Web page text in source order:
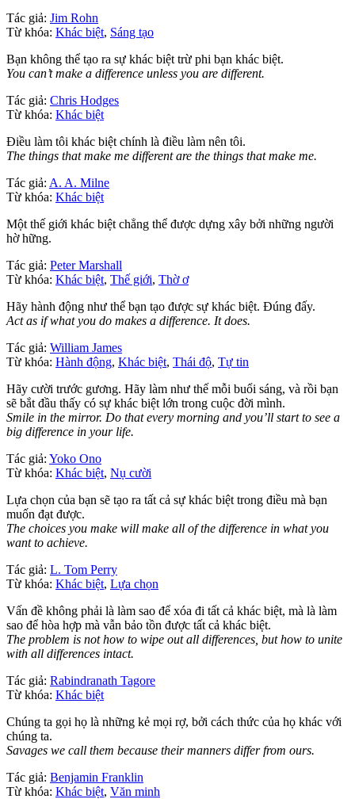
Tác giả: Jim Rohn
Từ khóa: Khác biệt, Sáng tạo
Bạn không thể tạo ra sự khác biệt trừ phi bạn khác biệt.
You can’t make a difference unless you are different.
Tác giả: Chris Hodges
Từ khóa: Khác biệt
Điều làm tôi khác biệt chính là điều làm nên tôi.
The things that make me different are the things that make me.
Tác giả: A. A. Milne
Từ khóa: Khác biệt
Một thế giới khác biệt chẳng thể được dựng xây bởi những người
hờ hững.
Tác giả: Peter Marshall
Từ khóa: Khác biệt, Thế giới, Thờ ơ
Hãy hành động như thể bạn tạo được sự khác biệt. Đúng đấy.
Act as if what you do makes a difference. It does.
Tác giả: William James
Từ khóa: Hành động, Khác biệt, Thái độ, Tự tin
Hãy cười trước gương. Hãy làm như thế mỗi buổi sáng, và rồi bạn
sẽ bắt đầu thấy có sự khác biệt lớn trong cuộc đời mình.
Smile in the mirror. Do that every morning and you’ll start to see a
big difference in your life.
Tác giả: Yoko Ono
Từ khóa: Khác biệt, Nụ cười
Lựa chọn của bạn sẽ tạo ra tất cả sự khác biệt trong điều mà bạn
muốn đạt được.
The choices you make will make all of the difference in what you
want to achieve.
Tác giả: L. Tom Perry
Từ khóa: Khác biệt, Lựa chọn
Vấn đề không phải là làm sao để xóa đi tất cả khác biệt, mà là làm
sao để hòa hợp mà vẫn bảo tồn được tất cả khác biệt.
The problem is not how to wipe out all differences, but how to unite
with all differences intact.
Tác giả: Rabindranath Tagore
Từ khóa: Khác biệt
Chúng ta gọi họ là những kẻ mọi rợ, bởi cách thức của họ khác với
chúng ta.
Savages we call them because their manners differ from ours.
Tác giả: Benjamin Franklin
Từ khóa: Khác biệt, Văn minh